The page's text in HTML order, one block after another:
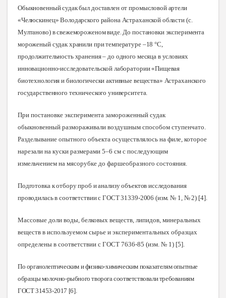
Обыкновенный судак был доставлен от промысловой артели
«Челюскинец» Володарского района Астраханской области (с.
Мултаново) в свежемороженом виде. До постановки эксперимента
мороженый судак хранили при температуре –18 °С,
продолжительность хранения – до одного месяца в условиях
инновационно-исследовательской лаборатории «Пищевая
биотехнология и биологически активные вещества» Астраханского
государственного технического университета
При постановке эксперимента замороженный судак
обыкновенный размораживали воздушным способом ступенчато.
Разделывание опытного объекта осуществлялось на филе, которое
нарезали на куски размерами 5–6 см с последующим
измельчением на мясорубке до фаршеобразного состояния.
Подготовка к отбору проб и анализу объектов исследования
проводилась в соответствии с ГОСТ 31339-2006 (изм. № 1, № 2) [4].
Массовые доли воды, белковых веществ, липидов, минеральных
веществ в используемом сырье и экспериментальных образцах
определены в соответствии с ГОСТ 7636-85 (изм. № 1) [5]
По органолептическим и физико-химическим показателям опытные
образцы молочно-рыбного творога соответствовали требованиям
ГОСТ 31453-2017 [6]